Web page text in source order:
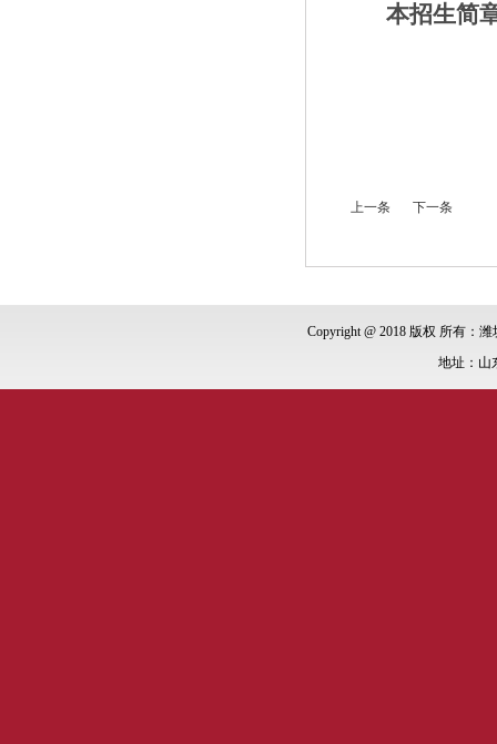
本招生简
上一条 下一条
Copyright @ 2018 版权 所有：
地址：山